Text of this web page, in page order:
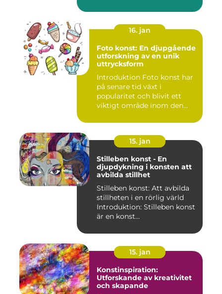
16. jan
Foto konst: En djupgående
utforskning av en unik
uttrycksform
Introduktion Foto konst har
på senare tid växt i
popularitet och blivit ett
viktigt område inom den...
15. jan
Stilleben konst - En
djupdykning i konsten att
avbilda stillhet
Stilleben konst: Att avbilda
stillheten i en rörlig värld
Introduktion: Stilleben konst
är en konst...
15. jan
Konstinspiration:
Utforskande av kreativitet
och skapande